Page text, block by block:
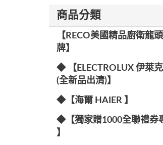
商品分類
【RECO美國精品廚衛龍
牌】
◆ 【ELECTROLUX 伊萊
(全新品出清)】
◆【海爾 HAIER 】
◆【獨家贈1000全聯禮券
】